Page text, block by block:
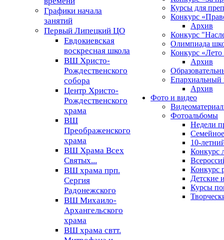
Графики начала
занятий
Первый Липецкий ЦО
Евдокиевская
воскресная школа
ВШ Христо-
Рождественского
собора
Центр Христо-
Рождественского
храма
ВШ
Преображенского
храма
ВШ Храма Всех
Святых...
ВШ храма прп.
Сергия
Радонежского
ВШ Михаило-
Архангельского
храма
ВШ храма свтт.
Курсы для
Конкурс
Архив
Конкурс
Олимпиада
Конкурс «Лето
Архив
Епархиальный
Архив
Фото и видео
Фотоальбомы
Недели
10-
Конкурс
Конкурс
Детские
Курсы